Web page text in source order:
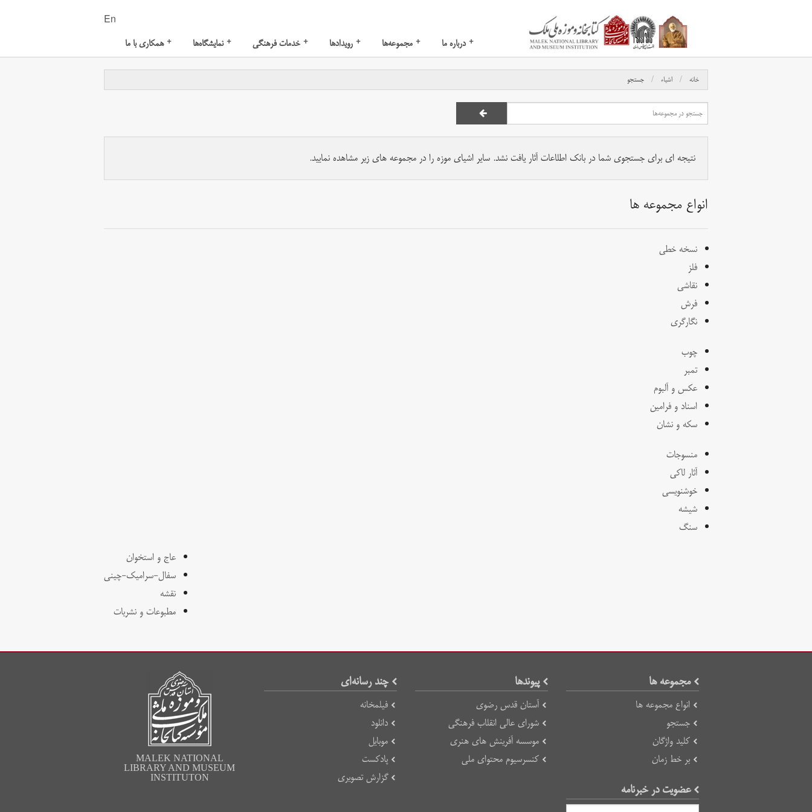
En
همکاری با ما + نمایشگاه‌ها + خدمات فرهنگی + رویدادها + مجموعه‌ها + درباره ما +
خانه اشیاء جستجو
نتیجه ای برای جستجوی شما در بانک اطلاعات آثار یافت نشد. سایر اشیای موزه را در مجموعه های زیر مشاهده نمایید.
انواع مجموعه ها
نسخه خطی
فلز
نقاشی
فرش
نگارگری
چوب
تمبر
عکس و آلبوم
اسناد و فرامین
سکه و نشان
منسوجات
آثار لاکی
خوشنویسی
شیشه
سنگ
عاج و استخوان
سفال-سرامیک-چینی
نقشه
مطبوعات و نشریات
مجموعه ها
انواع مجموعه ها
جستجو
کلید واژگان
بر خط زمان
عضویت در خبرنامه
پیوند‌ها
آستان قدس رضوی
شورای عالی انقلاب فرهنگی
موسسه آفرینش های هنری
کنسرسیوم محتوای ملی
چند رسانه‌ای
فیلمخانه
دانلود
موبایل
پادکست
گزارش تصویری
MALEK NATIONAL
LIBRARY AND MUSEUM
INSTITUTON